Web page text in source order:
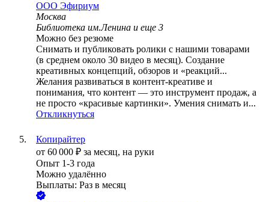
ООО Эфириум
Москва
Библиотека им.Ленина и еще 3
Можно без резюме
Снимать и публиковать ролики с нашими товарами
(в среднем около 30 видео в месяц). Создание
креативных концепций, обзоров и «реакций...
Желания развиваться в контент-креативе и
понимания, что контент — это инструмент продаж, а
не просто «красивые картинки». Умения снимать и...
Откликнуться
Копирайтер
от 60 000 ₽ за месяц, на руки
Опыт 1-3 года
Можно удалённо
Выплаты: Раз в месяц